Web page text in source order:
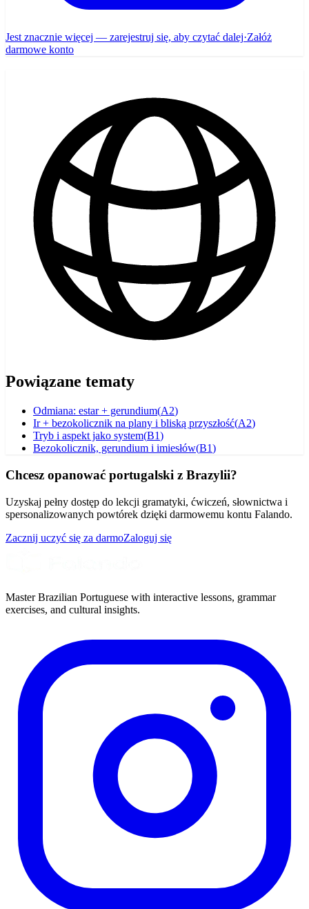
Jest znacznie więcej — zarejestruj się, aby czytać dalej·Załóż
darmowe konto
Powiązane tematy
Odmiana: estar + gerundium(A2)
Ir + bezokolicznik na plany i bliską przyszłość(A2)
Tryb i aspekt jako system(B1)
Bezokolicznik, gerundium i imiesłów(B1)
Chcesz opanować portugalski z Brazylii?
Uzyskaj pełny dostęp do lekcji gramatyki, ćwiczeń, słownictwa i
spersonalizowanych powtórek dzięki darmowemu kontu Falando.
Zacznij uczyć się za darmoZaloguj się
Master Brazilian Portuguese with interactive lessons, grammar
exercises, and cultural insights.